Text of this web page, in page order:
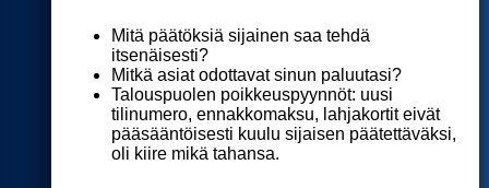
Mitä päätöksiä sijainen saa tehdä
itsenäisesti?
Mitkä asiat odottavat sinun paluutasi?
Talouspuolen poikkeuspyynnöt: uusi
tilinumero, ennakkomaksu, lahjakortit eivät
pääsääntöisesti kuulu sijaisen päätettäväksi,
oli kiire mikä tahansa.